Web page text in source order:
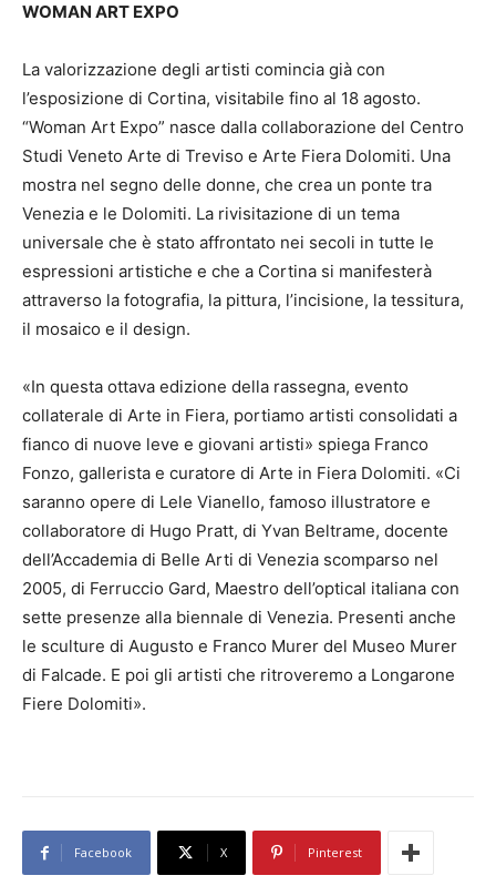
WOMAN ART EXPO
La valorizzazione degli artisti comincia già con
l’esposizione di Cortina, visitabile fino al 18 agosto.
“Woman Art Expo” nasce dalla collaborazione del Centro
Studi Veneto Arte di Treviso e Arte Fiera Dolomiti. Una
mostra nel segno delle donne, che crea un ponte tra
Venezia e le Dolomiti. La rivisitazione di un tema
universale che è stato affrontato nei secoli in tutte le
espressioni artistiche e che a Cortina si manifesterà
attraverso la fotografia, la pittura, l’incisione, la tessitura,
il mosaico e il design.
«In questa ottava edizione della rassegna, evento
collaterale di Arte in Fiera, portiamo artisti consolidati a
fianco di nuove leve e giovani artisti» spiega Franco
Fonzo, gallerista e curatore di Arte in Fiera Dolomiti. «Ci
saranno opere di Lele Vianello, famoso illustratore e
collaboratore di Hugo Pratt, di Yvan Beltrame, docente
dell’Accademia di Belle Arti di Venezia scomparso nel
2005, di Ferruccio Gard, Maestro dell’optical italiana con
sette presenze alla biennale di Venezia. Presenti anche
le sculture di Augusto e Franco Murer del Museo Murer
di Falcade. E poi gli artisti che ritroveremo a Longarone
Fiere Dolomiti».
Facebook X Pinterest